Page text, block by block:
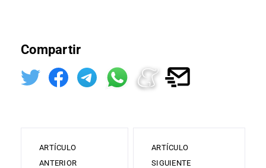
Compartir
ARTÍCULO
ANTERIOR
ARTÍCULO
SIGUIENTE